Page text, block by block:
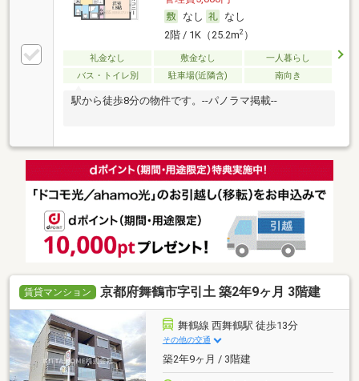
なし
なし
2階 / 1K（25.2m2）
礼金なし 敷金なし
一人暮らし
バス・トイレ別
駐車場(近隣含) 南向き
駅から徒歩8分の物件です。--パノラマ掲載--
賃貸マンション 京都府舞鶴市字引土 築2年9ヶ月 3階建
舞鶴線 西舞鶴駅 徒歩13分
その他の交通
築2年9ヶ月 / 3階建